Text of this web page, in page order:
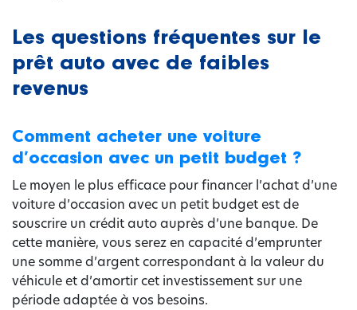
Les questions fréquentes sur le
prêt auto avec de faibles
revenus
Comment acheter une voiture
d’occasion avec un petit budget ?
Le moyen le plus efficace pour financer l’achat d’une
voiture d’occasion avec un petit budget est de
souscrire un crédit auto auprès d’une banque. De
cette manière, vous serez en capacité d’emprunter
une somme d’argent correspondant à la valeur du
véhicule et d’amortir cet investissement sur une
période adaptée à vos besoins.